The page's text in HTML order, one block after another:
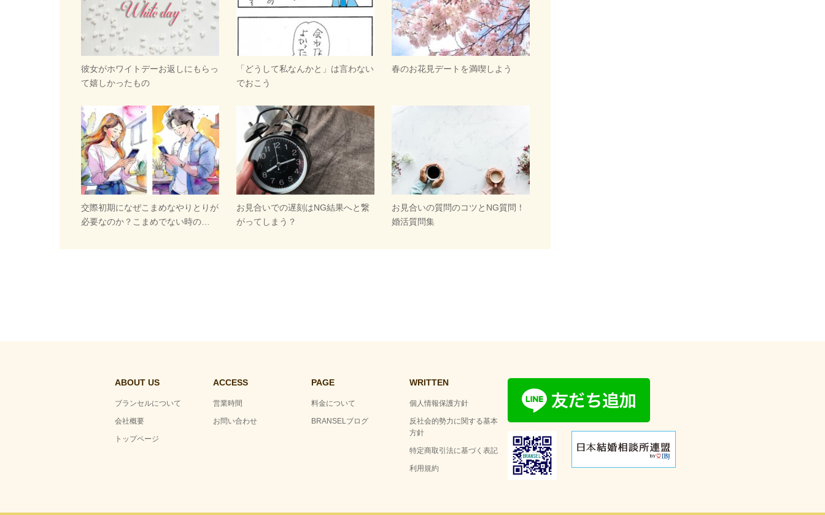
彼女がホワイトデーお返しにもらっ
て嬉しかったもの
「どうして私なんかと」は言わない
でおこう
春のお花見デートを満喫しよう
交際初期になぜこまめなやりとりが
必要なのか？こまめでない時の…
お見合いでの遅刻はNG結果へと繋
がってしまう？
お見合いの質問のコツとNG質問！
婚活質問集
ABOUT US
ブランセルについて
会社概要
トップページ
ACCESS
営業時間
お問い合わせ
PAGE
料金について
BRANSELブログ
WRITTEN
個人情報保護方針
反社会的勢力に関する基本
方針
特定商取引法に基づく表記
利用規約